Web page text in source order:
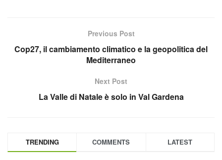
Previous Post
Cop27, il cambiamento climatico e la geopolitica del
Mediterraneo
Next Post
La Valle di Natale è solo in Val Gardena
TRENDING COMMENTS LATEST